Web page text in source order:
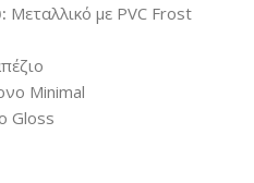
Μεταλλικό με PVC Frost
Minimal
Gloss